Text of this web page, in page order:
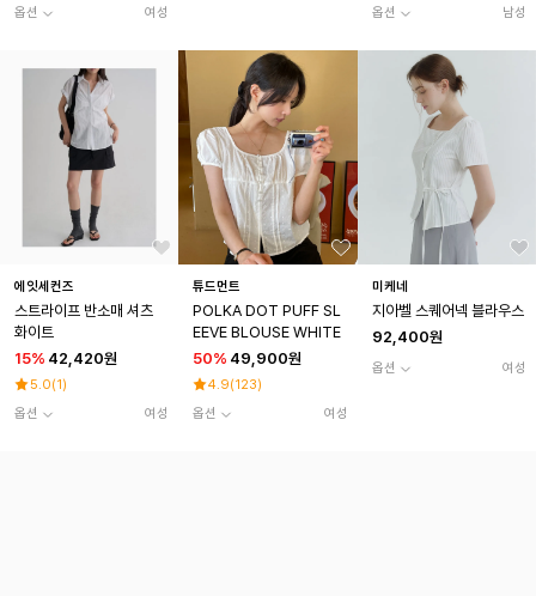
옵션
여성
옵션
남성
에잇세컨즈
스트라이프 반소매 셔츠
화이트
15% 42,420원
5.0(1 )
옵션
여성
튜드먼트
POLKA DOT PUFF SL
EEVE BLOUSE WHITE
50% 49,900원
4.9(123)
옵션
여성
미케네
지아벨 스퀘어넥 블라우스
92,400원
옵션 여성